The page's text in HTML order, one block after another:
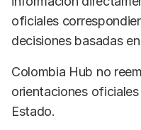
oficiales
decisiones basadas
Colombia Hub no
orientaciones
Estado.